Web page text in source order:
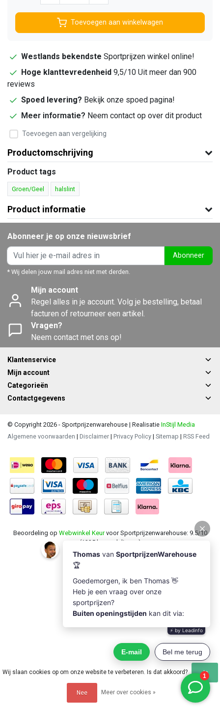
Toevoegen aan winkelwagen
Westlands bekendste Sportprijzen winkel online!
Hoge klanttevredenheid 9,5/10 Uit meer dan 900
reviews
Spoed levering? Bekijk onze spoed pagina!
Meer informatie? Neem contact op over dit product
Toevoegen aan vergelijking
Productomschrijving
Product tags
Groen/Geel halslint
Product informatie
Abonneer je op onze nieuwsbrief
Abonneer
* Wij delen jouw mail adres niet met derden.
Mijn account
Regel alles in je account. Volg je bestelling, betaal
facturen of retourneer een artikel.
Vragen?
Neem contact met ons op!
Klantenservice
Mijn account
Categorieën
Contactgegevens
© Copyright 2026 - Sportprijzenwarehouse | Realisatie InStijl Media
Algemene voorwaarden | Disclaimer | Privacy Policy | Sitemap | RSS Feed
Beoordeling op Webwinkel Keurvoor Sportprijzenwarehouse: 9.5/10
(1235 beoordelingen)
Wij slaan cookies op om onze website te verbeteren. Is dat akkoord? Ja
Nee Meer over cookies »